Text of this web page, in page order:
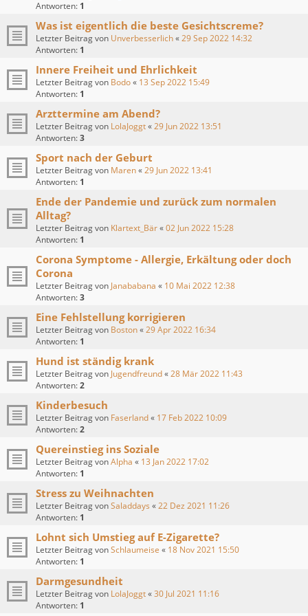
Antworten: 1
Was ist eigentlich die beste Gesichtscreme?
Letzter Beitrag von Unverbesserlich«29 Sep 2022 14:32
Antworten: 1
Innere Freiheit und Ehrlichkeit
Letzter Beitrag von Bodo« 13 Sep 2022 15:49
Antworten: 1
Arzttermine am Abend?
Letzter Beitrag von LolaJoggt«29 Jun 2022 13:51
Antworten:3
Sport nach der Geburt
Letzter Beitrag von Maren«29 Jun 2022 13:41
Antworten: 1
Ende der Pandemie und zurück zum normalen
Alltag?
Letzter Beitrag von Klartext_Bär«02 Jun 2022 15:28
Antworten: 1
Corona Symptome - Allergie, Erkältung oder doch
Corona
Letzter Beitrag von Janababana « 10 Mai 2022 12:38
Antworten:3
Eine Fehlstellung korrigieren
Letzter Beitrag von Boston«29 Apr 2022 16:34
Antworten: 1
Hund ist ständig krank
Letzter Beitrag von Jugendfreund«28 Mär 2022 11:43
Antworten:2
Kinderbesuch
Letzter Beitrag von Faserland« 17 Feb 2022 10:09
Antworten:2
Quereinstieg ins Soziale
Letzter Beitrag vonAlpha « 13 Jan 2022 17:02
Antworten: 1
Stress zu Weihnachten
Letzter Beitrag vonSaladdays «22 Dez 2021 11:26
Antworten: 1
Lohnt sich Umstieg auf E-Zigarette?
Letzter Beitrag vonSchlaumeise « 18 Nov 2021 15:50
Antworten: 1
Darmgesundheit
Letzter Beitrag von LolaJoggt«30 Jul 2021 11:16
Antworten: 1